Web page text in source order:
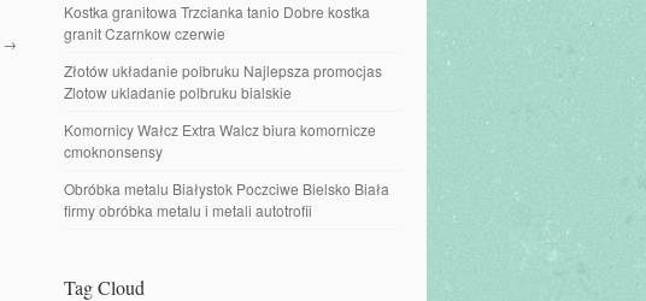
→
Kostka granitowa Trzcianka tanio Dobre kostka
granit Czarnkow czerwie
Złotów układanie polbruku Najlepsza promocjas
Zlotow ukladanie polbruku bialskie
Komornicy Wałcz Extra Walcz biura komornicze
cmoknonsensy
Obróbka metalu Białystok Poczciwe Bielsko Biała
firmy obróbka metalu i metali autotrofii
Tag Cloud